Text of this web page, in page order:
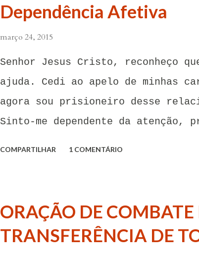
Dependência Afetiva
março 24, 2015
Senhor Jesus Cristo, reconheço
ajuda. Cedi ao apelo de minhas
agora sou prisioneiro desse
Sinto-me dependente da atenção,
pensamentos e sentimentos de
invadem. Não consigo me livrar
meu coração não me obedece. A
COMPARTILHAR 1 COMENTÁRIO
ORAÇÃO DE COMBATE
TRANSFERÊNCIA DE